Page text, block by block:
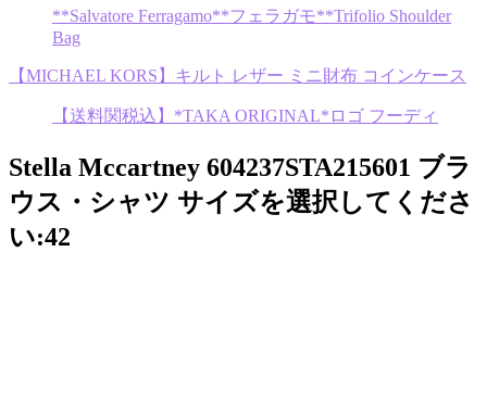
**Salvatore Ferragamo**フェラガモ**Trifolio Shoulder
Bag
【MICHAEL KORS】キルト レザー ミニ財布 コインケース
【送料関税込】*TAKA ORIGINAL*ロゴ フーディ
Stella Mccartney 604237STA215601 ブラ
ウス・シャツ サイズを選択してくださ
い:42